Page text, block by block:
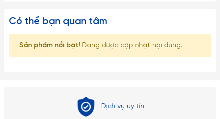
2. Về kích thước: Do góc chụp khác nhau nên sẽ gây ra những
lỗi thị giác nhất định. Sai số có thể từ 1-2cm
Có thể bạn quan tâm
Sản phẩm nổi bật! Đang được cập nhật nội dung.
Dịch vụ uy tín